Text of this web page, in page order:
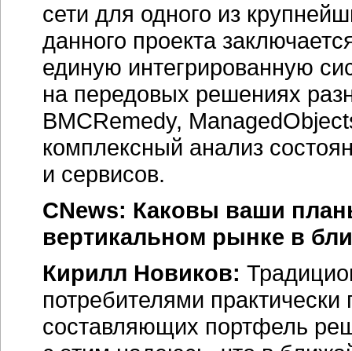
сети для одного из
данного проекта
единую интегрированную
на передовых решениях
BMCRemedy,
комплексный анализ
и сервисов.
CNews: Каковы ваши
вертикальном рынке в
Кирилл Новиков:
потребителями практически
составляющих портфель